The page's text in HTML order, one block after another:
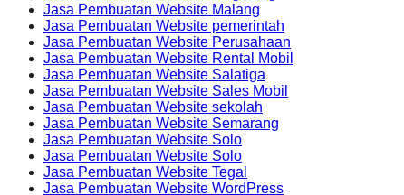
Jasa Pembuatan Website Malang
Jasa Pembuatan Website pemerintah
Jasa Pembuatan Website Perusahaan
Jasa Pembuatan Website Rental Mobil
Jasa Pembuatan Website Salatiga
Jasa Pembuatan Website Sales Mobil
Jasa Pembuatan Website sekolah
Jasa Pembuatan Website Semarang
Jasa Pembuatan Website Solo
Jasa Pembuatan Website Solo
Jasa Pembuatan Website Tegal
Jasa Pembuatan Website WordPress